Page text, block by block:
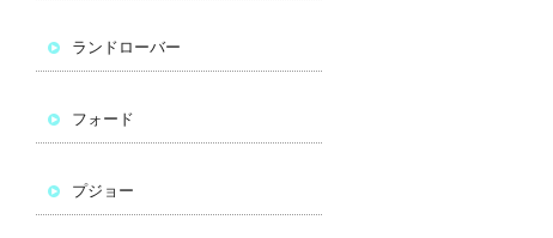
ランドローバー
フォード
プジョー